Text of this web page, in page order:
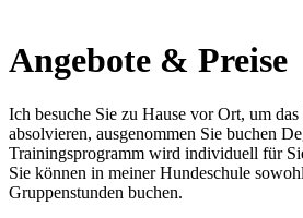
Angebote & Preise
Ich besuche Sie zu Hause vor Ort, um
absolvieren, ausgenommen Sie buchen
Trainingsprogramm wird individuell für
Sie können in meiner Hundeschule
Gruppenstunden buchen.